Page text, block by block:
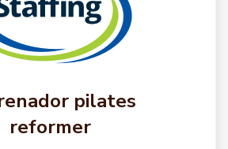
pilates
reformer